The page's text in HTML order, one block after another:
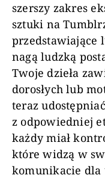
szerszy zakres
sztuki na
przedstawiające
nagą ludzką
Twoje dzieła
dorosłych lub
teraz
z odpowiedniej
każdy miał
które widzą w
komunikacie